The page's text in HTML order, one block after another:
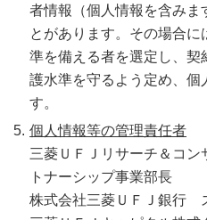
者情報（個人情報を含みま
とがあります。その場合
準を備える者を選定し、契
護水準を守るよう定め、個
す。
個人情報等の管理責任者
三菱ＵＦＪリサーチ＆コ
トナーシップ事業部長
株式会社三菱ＵＦＪ銀行